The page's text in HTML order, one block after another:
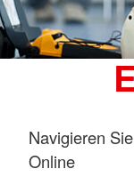
Navigieren
Online